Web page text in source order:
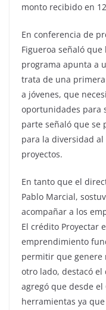
monto recibido en
En conferencia de
Figueroa señaló
programa apunta a
trata de una
a jóvenes, que
oportunidades para
parte señaló que se
para la diversidad
proyectos.
En tanto que el
Pablo Marcial,
acompañar a los
El crédito Proyectar
emprendimiento
permitir que genere
otro lado, destacó
agregó que desde
herramientas ya